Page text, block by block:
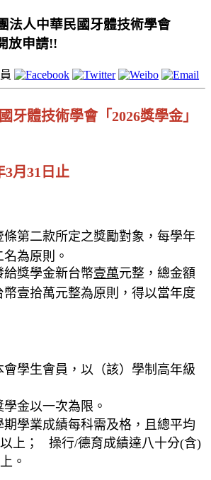
法人中華民國牙體技術學會
放申請!!
牙體技術學會「2026獎學金」
3月31日止
條第二款所定之獎勵對象，每學年
為原則。
獎學金新台幣壹萬元整，總金額
幣壹拾萬元整為原則，得以當年度
會學生會員，以（該）學制高年級
金以一次為限。
期學業成績每科需及格，且總平均
以上； 操行/德育成績達八十分(含)
。